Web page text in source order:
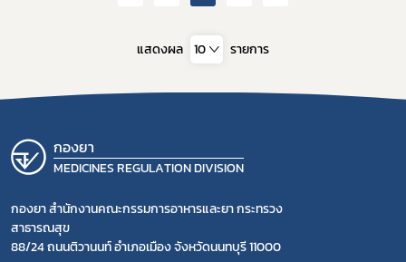
แสดงผล 10 รายการ
กองยา
MEDICINES REGULATION DIVISION
กองยา สำนักงานคณะกรรมการอาหารและยา กระทรวง
สาธารณสุข
88/24 ถนนติวานนท์ อำเภอเมือง จังหวัดนนทบุรี 11000